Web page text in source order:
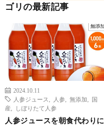
ゴリの最新記事
2024.10.11
人参ジュース
人参 無添加
国
産
しぼりたて人参
人参ジュースを朝食代わりに